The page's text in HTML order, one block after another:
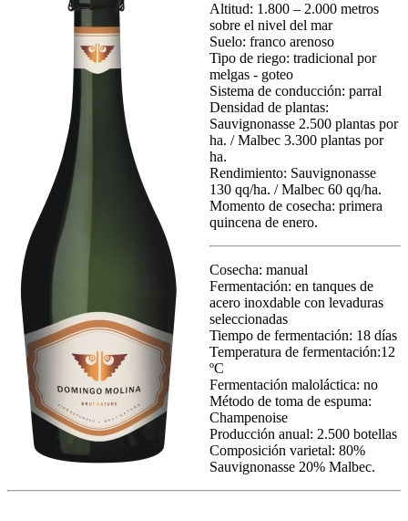
Altitud: 1.800 – 2.000 metros
sobre el nivel del mar
Suelo: franco arenoso
Tipo de riego: tradicional por
melgas - goteo
Sistema de conducción: parral
Densidad de plantas:
Sauvignonasse 2.500 plantas por
ha. / Malbec 3.300 plantas por
ha.
Rendimiento: Sauvignonasse
130 qq/ha. / Malbec 60 qq/ha.
Momento de cosecha: primera
quincena de enero.
Cosecha: manual
Fermentación: en tanques de
acero inoxdable con levaduras
seleccionadas
Tiempo de fermentación: 18 días
Temperatura de fermentación:12
ºC
Fermentación maloláctica: no
Método de toma de espuma:
Champenoise
Producción anual: 2.500 botellas
Composición varietal: 80%
Sauvignonasse 20% Malbec.